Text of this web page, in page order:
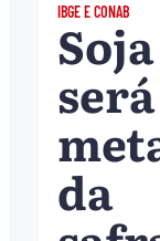
IBGE E CONAB
Soja
será
da